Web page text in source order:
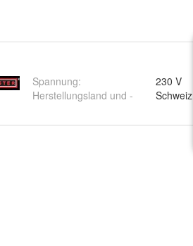
Spannung:
230 V
Herstellungsland und -
Schweiz